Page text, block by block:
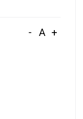
- A +